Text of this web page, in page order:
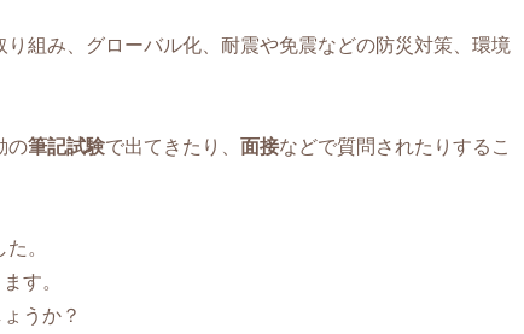
組み、グローバル化、耐震や免震などの防災対策、環境
の筆記試験で出てきたり、 面接などで質問されたりするこ
。
す。
うか？